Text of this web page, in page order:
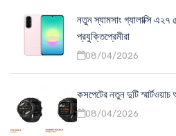
নতুন স্যামসাং গ্যালাক্সি এ২৭
প্রযুক্তিপ্রেমীরা
08/04/2026
কসপেটের নতুন দুটি
08/04/2026